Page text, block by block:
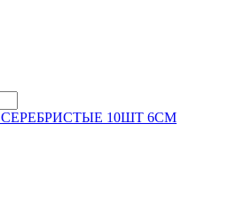
СЕРЕБРИСТЫЕ 10ШТ 6СМ